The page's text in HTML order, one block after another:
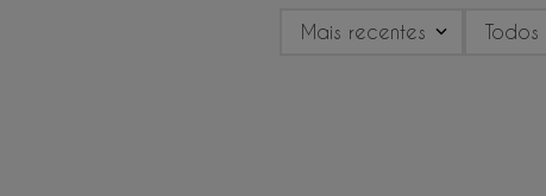
Mais recentes Todos